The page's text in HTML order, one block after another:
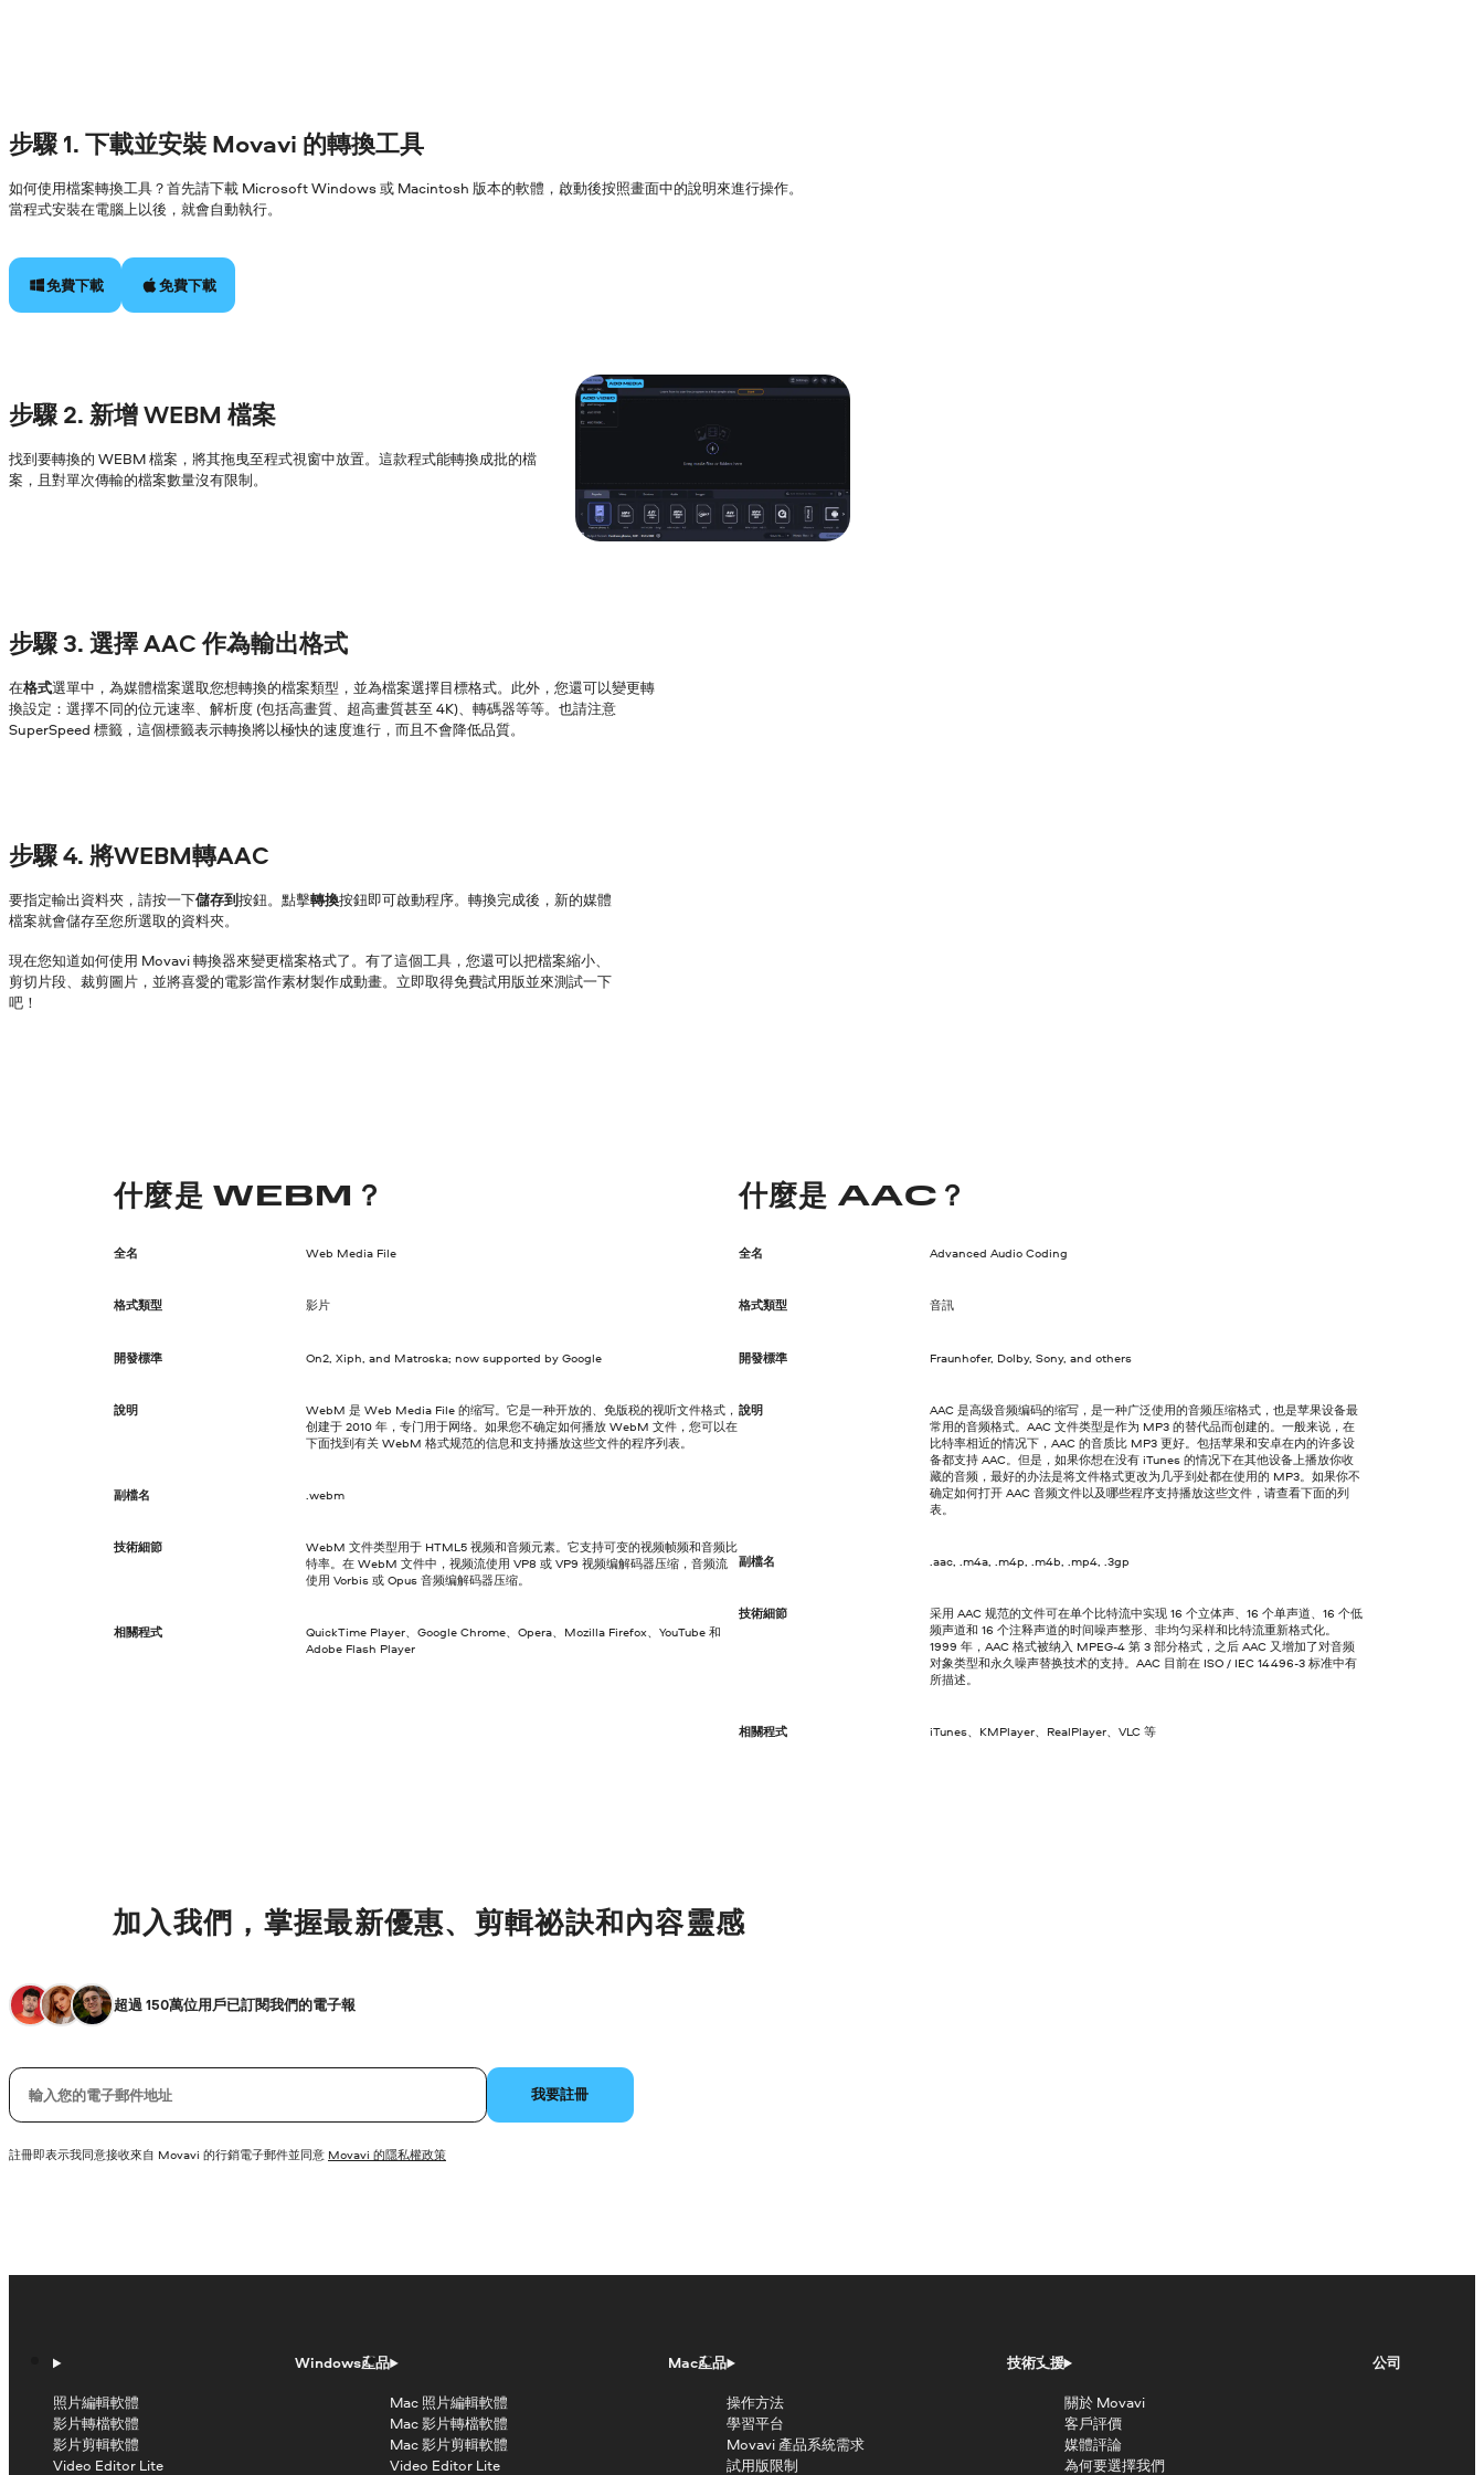
步驟 1. 下載並安裝 Movavi 的轉換工具
如何使用檔案轉換工具？首先請下載 Microsoft Windows 或 Macintosh 版本的軟體，啟動後按照畫面中的說明來進行操作。
當程式安裝在電腦上以後，就會自動執行。
免費下載 免費下載
步驟 2. 新增 WEBM 檔案
找到要轉換的 WEBM 檔案，將其拖曳至程式視窗中放置。這款程式能轉換成批的檔
案，且對單次傳輸的檔案數量沒有限制。
步驟 3. 選擇 AAC 作為輸出格式
在格式選單中，為媒體檔案選取您想轉換的檔案類型，並為檔案選擇目標格式。此外，您還可以變更轉
換設定：選擇不同的位元速率、解析度 (包括高畫質、超高畫質甚至 4K)、轉碼器等等。也請注意
SuperSpeed 標籤，這個標籤表示轉換將以極快的速度進行，而且不會降低品質。
步驟 4. 將WEBM轉AAC
要指定輸出資料夾，請按一下儲存到按鈕。點擊轉換按鈕即可啟動程序。轉換完成後，新的媒體
檔案就會儲存至您所選取的資料夾。
現在您知道如何使用 Movavi 轉換器來變更檔案格式了。有了這個工具，您還可以把檔案縮小、
剪切片段、裁剪圖片，並將喜愛的電影當作素材製作成動畫。立即取得免費試用版並來測試一下
吧！
什麼是 WEBM？
全名 Web Media File
格式類型 影片
開發標準 On2, Xiph, and Matroska; now supported by Google
說明
WebM 是 Web Media File 的缩写。它是一种开放的、免版税的视听文件格式，
创建于 2010 年，专门用于网络。如果您不确定如何播放 WebM 文件，您可以在
下面找到有关 WebM 格式规范的信息和支持播放这些文件的程序列表。
副檔名 .webm
技術細節
WebM 文件类型用于 HTML5 视频和音频元素。它支持可变的视频帧频和音频比
特率。在 WebM 文件中，视频流使用 VP8 或 VP9 视频编解码器压缩，音频流
使用 Vorbis 或 Opus 音频编解码器压缩。
相關程式
QuickTime Player、Google Chrome、Opera、Mozilla Firefox、YouTube 和
Adobe Flash Player
什麼是 AAC？
全名 Advanced Audio Coding
格式類型 音訊
開發標準 Fraunhofer, Dolby, Sony, and others
說明
AAC 是高级音频编码的缩写，是一种广泛使用的音频压缩格式，也是苹果设备最
常用的音频格式。AAC 文件类型是作为 MP3 的替代品而创建的。一般来说，在
比特率相近的情况下，AAC 的音质比 MP3 更好。包括苹果和安卓在内的许多设
备都支持 AAC。但是，如果你想在没有 iTunes 的情况下在其他设备上播放你收
藏的音频，最好的办法是将文件格式更改为几乎到处都在使用的 MP3。如果你不
确定如何打开 AAC 音频文件以及哪些程序支持播放这些文件，请查看下面的列
表。
副檔名 .aac, .m4a, .m4p, .m4b, .mp4, .3gp
技術細節
采用 AAC 规范的文件可在单个比特流中实现 16 个立体声、16 个单声道、16 个低
频声道和 16 个注释声道的时间噪声整形、非均匀采样和比特流重新格式化。
1999 年，AAC 格式被纳入 MPEG-4 第 3 部分格式，之后 AAC 又增加了对音频
对象类型和永久噪声替换技术的支持。AAC 目前在 ISO / IEC 14496-3 标准中有
所描述。
相關程式 iTunes、KMPlayer、RealPlayer、VLC 等
加入我們，掌握最新優惠、剪輯祕訣和內容靈感
超過 150萬位用戶已訂閱我們的電子報
您的電子郵件 我要註冊
註冊即表示我同意接收來自 Movavi 的行銷電子郵件並同意 Movavi 的隱私權政策
Windows產品
照片編輯軟體
影片轉檔軟體
影片剪輯軟體
Video Editor Lite
Mac產品
Mac 照片編輯軟體
Mac 影片轉檔軟體
Mac 影片剪輯軟體
Video Editor Lite
技術支援
操作方法
學習平台
Movavi 產品系統需求
試用版限制
公司
關於 Movavi
客戶評價
媒體評論
為何要選擇我們